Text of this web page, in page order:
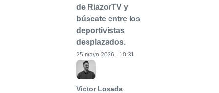
de RiazorTV y
búscate entre los
deportivistas
desplazados.
Victor Losada
25 mayo 2026 - 10:31